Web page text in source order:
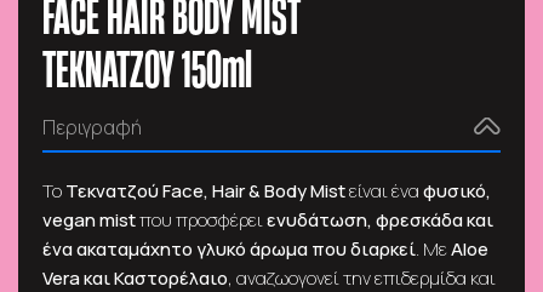
FACE HAIR BODY MIST
ΤΕΚΝΑΤΖΟΥ 150ml
Περιγραφή
ΤοΤεκνατζού Face, Hair & Body Mistείναι έναφυσικό,
vegan mistπου προσφέρειενυδάτωση, φρεσκάδα και
ένα ακαταμάχητο γλυκό άρωμα που διαρκεί. ΜεAloe
Vera και Καστορέλαιο, αναζωογονεί την επιδερμίδα και